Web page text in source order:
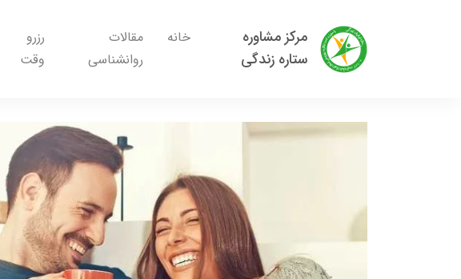
مرکز مشاوره
ستاره زندگی
خانه
مقالات
روانشناسی
رزرو
وقت